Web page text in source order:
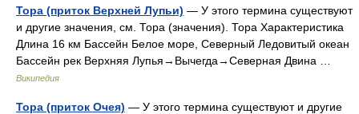
Тора (приток Верхней Лупьи) — У этого термина существуют
и другие значения, см. Тора (значения). Тора Характеристика
Длина 16 км Бассейн Белое море, Северный Ледовитый океан
Бассейн рек Верхняя Лупья→Вычегда→Северная Двина …
Википедия
Тора (приток Очея) — У этого термина существуют и другие